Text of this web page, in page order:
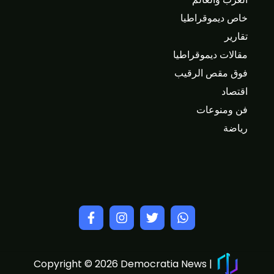
خاص ديموقراطيا
تقارير
مقالات ديموقراطيا
فوق مقص الرقيب
اقتصاد
فن ومنوعات
رياضة